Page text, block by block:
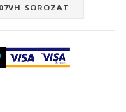
SOROZAT